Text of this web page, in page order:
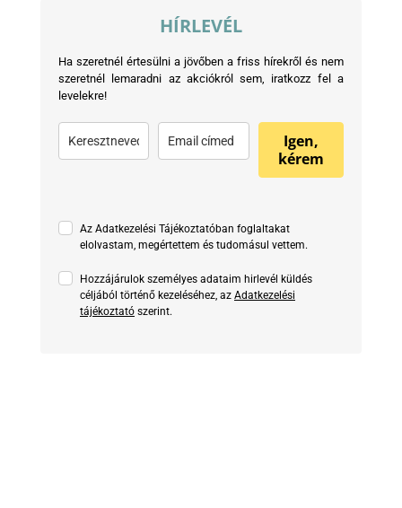
HÍRLEVÉL
Ha szeretnél értesülni a jövőben a friss hírekről és nem
szeretnél lemaradni az akciókról sem, iratkozz fel a
levelekre!
Igen,
kérem
Az Adatkezelési Tájékoztatóban foglaltakat
elolvastam, megértettem és tudomásul vettem.
Hozzájárulok személyes adataim hirlevél küldés
céljából történő kezeléséhez, az Adatkezelési
tájékoztatószerint.